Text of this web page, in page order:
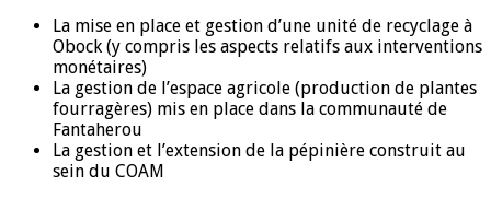
La mise en place et gestion d’une unité de recyclage à
Obock (y compris les aspects relatifs aux interventions
monétaires)
La gestion de l’espace agricole (production de plantes
fourragères) mis en place dans la communauté de
Fantaherou
La gestion et l’extension de la pépinière construit au
sein du COAM